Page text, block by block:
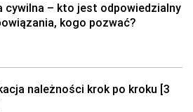
cywilna – kto jest odpowiedzialny
kogo pozwać?
należności krok po kroku [3